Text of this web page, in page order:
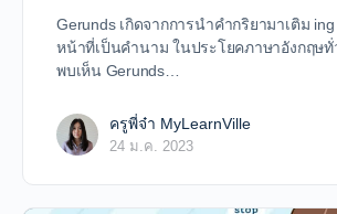
Gerunds เกิดจากการนำคำกริยามาเติม
หน้าที่เป็นคำนาม ในประโยคภาษาอังกฤษทั่
พบเห็น Gerunds…
ครูพี่จ๋า MyLearnVille
24 ม.ค. 2023